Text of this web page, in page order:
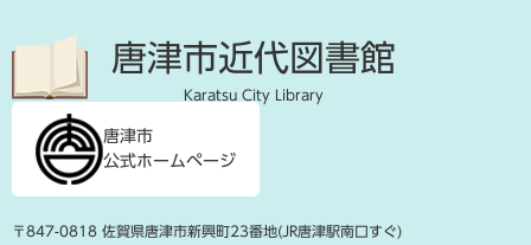
唐津市近代図書館
Karatsu City Library
唐津市
公式ホームページ
〒847-0818 佐賀県唐津市新興町23番地(JR唐津駅南口すぐ)